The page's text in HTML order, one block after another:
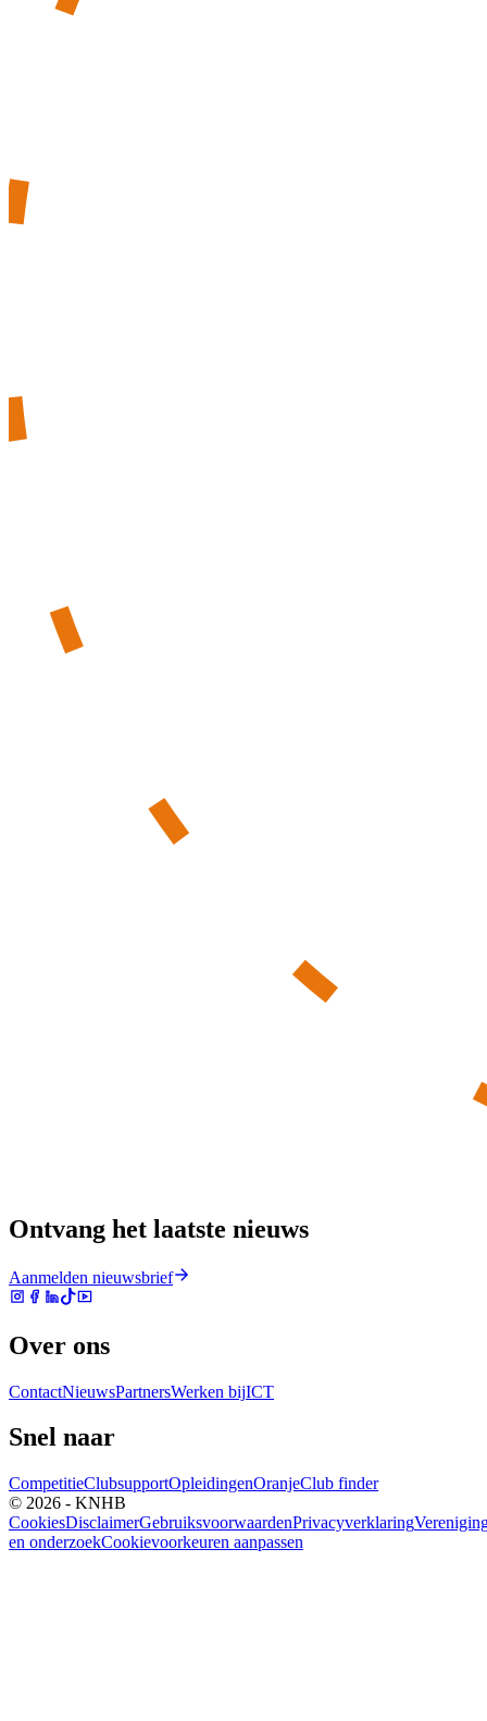
Ontvang het laatste nieuws
Aanmelden nieuwsbrief
Over ons
ContactNieuwsPartnersWerken bijICT
Snel naar
CompetitieClubsupportOpleidingenOranjeClub finder
© 2026 - KNHB
CookiesDisclaimerGebruiksvoorwaardenPrivacyverklaring
en onderzoekCookievoorkeuren aanpassen